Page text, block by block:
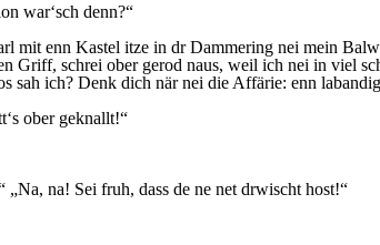
war‘sch denn?“
mit enn Kastel itze in dr Dammering nei mein
Griff, schrei ober gerod naus, weil ich nei in viel
sah ich? Denk dich när nei die Affärie: enn
ober geknallt!“
na! Sei fruh, dass de ne net drwischt host!“